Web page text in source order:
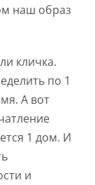
наш образ
кличка.
по 1
А вот
1 дом. И
и